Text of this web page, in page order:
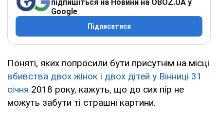
підпишіться на Новини на OBOZ.UA у
Google
Підписатися
Поняті, яких попросили бути присутнім на місці
вбивства двох жінок і двох дітей у Вінниці 31
січня 2018 року, кажуть, що до сих пір не
можуть забути ті страшні картини.